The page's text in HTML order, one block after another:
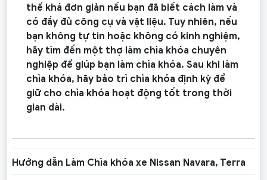
thể khá đơn giản nếu bạn đã biết cách làm và
có đầy đủ công cụ và vật liệu. Tuy nhiên, nếu
bạn không tự tin hoặc không có kinh nghiệm,
hãy tìm đến một thợ làm chìa khóa chuyên
nghiệp để giúp bạn làm chìa khóa. Sau khi làm
chìa khóa, hãy bảo trì chìa khóa định kỳ để
giữ cho chìa khóa hoạt động tốt trong thời
gian dài.
Hướng dẫn Làm Chìa khóa xe Nissan Navara, Terra